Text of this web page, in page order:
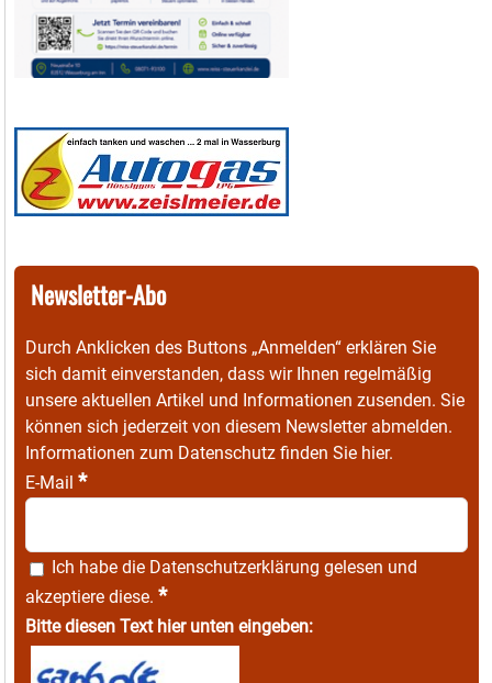
Newsletter-Abo
Durch Anklicken des Buttons „Anmelden“ erklären Sie
sich damit einverstanden, dass wir Ihnen regelmäßig
unsere aktuellen Artikel und Informationen zusenden. Sie
können sich jederzeit von diesem Newsletter abmelden.
Informationen zum Datenschutz finden Sie hier.
E-Mail *
Ich habe die Datenschutzerklärung gelesen und
akzeptiere diese. *
Bitte diesen Text hier unten eingeben: